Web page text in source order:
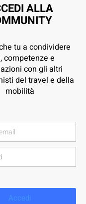
ALLA
tu a condividere
competenze e
con gli altri
del travel e della
mobilità
Accedi